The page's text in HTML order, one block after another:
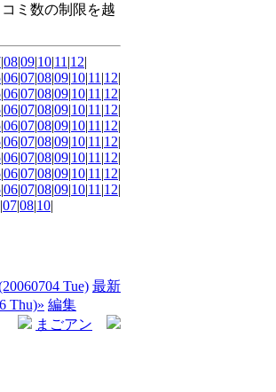
ミ数の制限を越
|08|09|10|11|12|
|06|07|08|09|10|11|12|
|06|07|08|09|10|11|12|
|06|07|08|09|10|11|12|
|06|07|08|09|10|11|12|
|06|07|08|09|10|11|12|
|06|07|08|09|10|11|12|
|06|07|08|09|10|11|12|
|06|07|08|09|10|11|12|
|07|08|10|
Tue) 最新
Thu)» 編集
まごアン